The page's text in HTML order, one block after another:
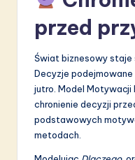
przed
Świat biznesowy staje
Decyzje
jutro. Model Motywacji
chronienie decyzji
podstawowych
metodach.